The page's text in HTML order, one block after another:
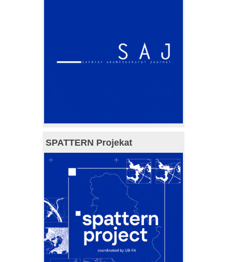
SPATTERN Projekat